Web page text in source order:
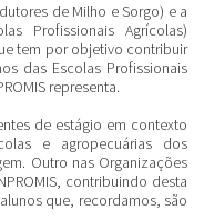
de Milho e Sorgo) e a
Profissionais Agrícolas)
tem por objetivo contribuir
das Escolas Profissionais
representa.
de estágio em contexto
e agropecuárias dos
Outro nas Organizações
contribuindo desta
que, recordamos, são